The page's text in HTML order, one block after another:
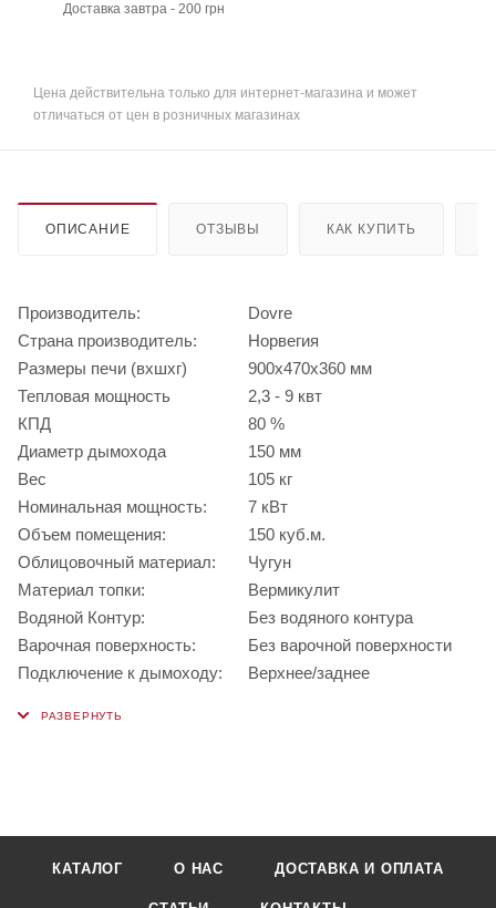
Доставка завтра - 200 грн
Цена действительна только для интернет-магазина и может
отличаться от цен в розничных магазинах
ОПИСАНИЕ ОТЗЫВЫ КАК КУПИТЬ
Производитель:
Dovre
Страна производитель:
Норвегия
Размеры печи (вхшхг)
900х470х360 мм
Тепловая мощность
2,3 - 9 квт
КПД
80 %
Диаметр дымохода
150 мм
Вес
105 кг
Номинальная мощность:
7 кВт
Объем помещения:
150 куб.м.
Облицовочный материал:
Чугун
Материал топки:
Вермикулит
Водяной Контур:
Без водяного контура
Варочная поверхность:
Без варочной поверхности
Подключение к дымоходу:
Верхнее/заднее
КАТАЛОГ О НАС ДОСТАВКА И ОПЛАТА